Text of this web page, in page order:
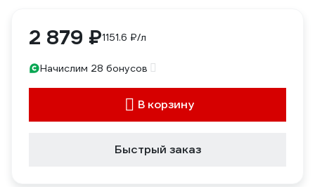
2 879 ₽1151.6 ₽/л
Начислим 28 бонусов
В корзину
Быстрый заказ